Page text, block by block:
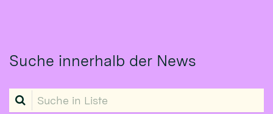
Suche innerhalb der News
Suche in Liste